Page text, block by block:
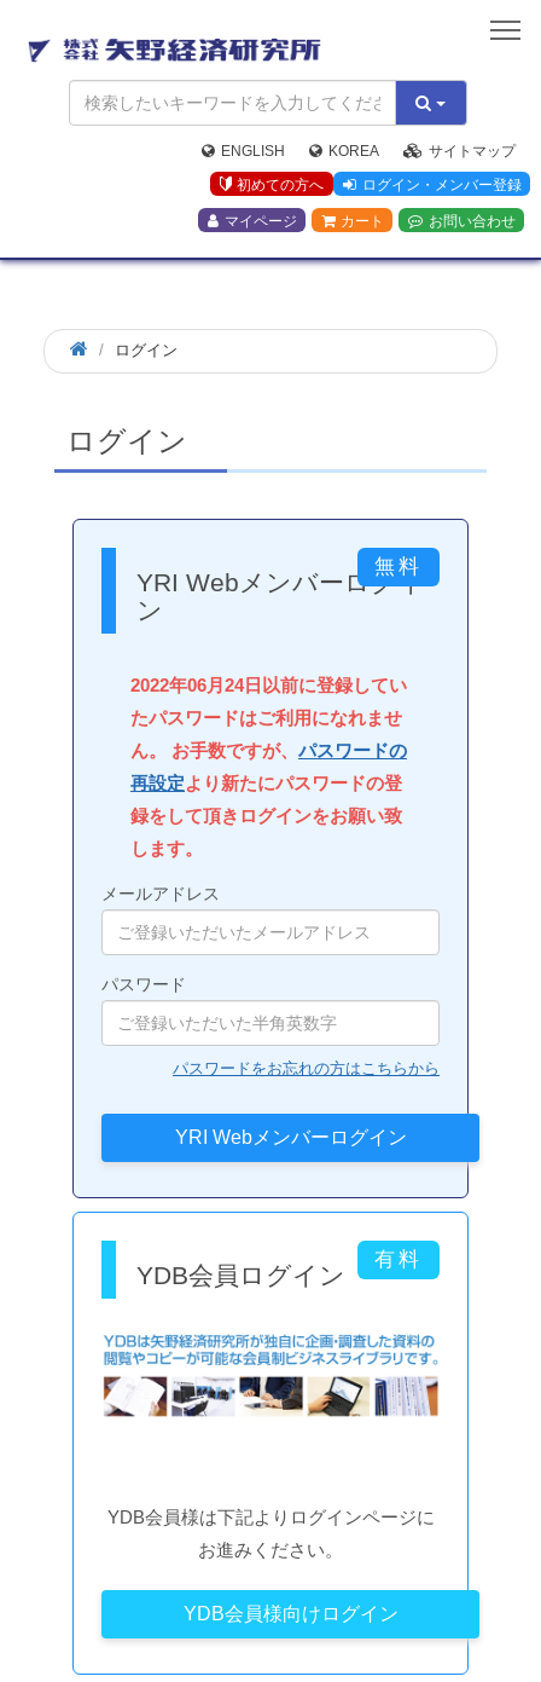
矢
野
経
済
研
究
所
ENGLISH KOREA
サイトマップ
初めての方へ
ログイン・メンバー登録
マイページ カート お問い合わせ
ログイン
ログイン
YRI Webメンバーログイ
ン
2022年06月24日以前に登録してい
たパスワードはご利用になれませ
ん。 お手数ですが、 パスワードの
再設定より新たにパスワードの登
録をして頂きログインをお願い致
します。
メールアドレス
パスワード
パスワードをお忘れの方はこちらから
YDB会員ログイン
YDB会員様は下記よりログインページに
お進みください。
YDB会員様向けログイン